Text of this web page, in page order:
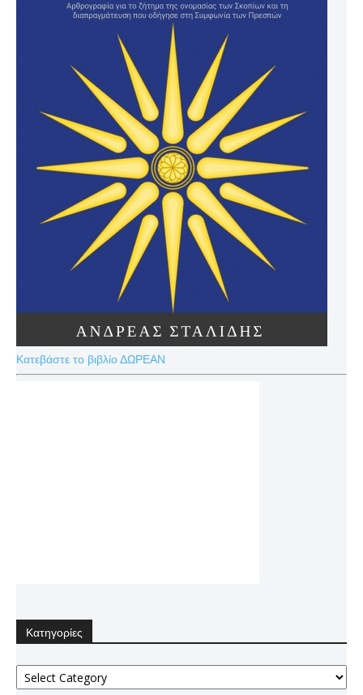
Κατεβάστε το βιβλίο ΔΩΡΕΑΝ
Κατηγορίες
Κατηγορίες